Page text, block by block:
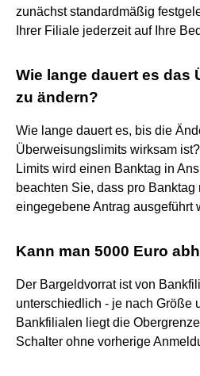
zunächst standardmäßig
Ihrer Filiale jederzeit auf Ihre
Wie lange dauert es das
zu ändern?
Wie lange dauert es, bis die
Überweisungslimits wirksam
Limits wird einen Banktag in
beachten Sie, dass pro Banktag
eingegebene Antrag ausgeführt
Kann man 5000 Euro
Der Bargeldvorrat ist von
unterschiedlich - je nach Größe
Bankfilialen liegt die
Schalter ohne vorherige